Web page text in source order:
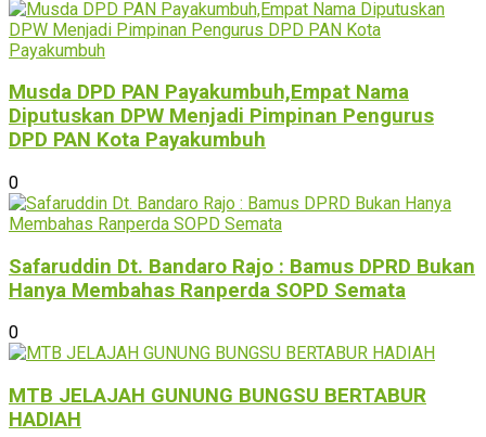
Musda DPD PAN Payakumbuh,Empat Nama
Diputuskan DPW Menjadi Pimpinan Pengurus
DPD PAN Kota Payakumbuh
0
Safaruddin Dt. Bandaro Rajo : Bamus DPRD Bukan
Hanya Membahas Ranperda SOPD Semata
0
MTB JELAJAH GUNUNG BUNGSU BERTABUR
HADIAH